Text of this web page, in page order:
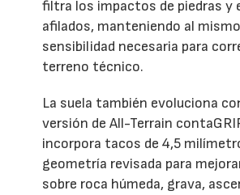
filtra los impactos de piedras y
afilados, manteniendo al
sensibilidad necesaria para
terreno técnico.
La suela también evoluciona
versión de All-Terrain
incorpora tacos de 4,5
geometría revisada para
sobre roca húmeda, grava,